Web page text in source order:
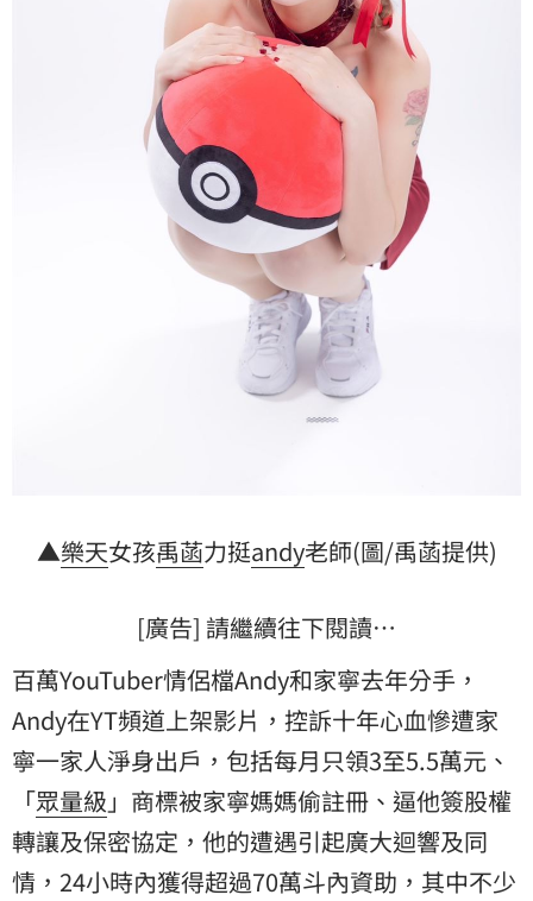
▲樂天女孩禹菡力挺andy老師(圖/禹菡提供)
[廣告] 請繼續往下閱讀…
百萬YouTuber情侶檔Andy和家寧去年分手，
Andy在YT頻道上架影片，控訴十年心血慘遭家
寧一家人淨身出戶，包括每月只領3至5.5萬元、
「眾量級 」商標被家寧媽媽偷註冊、逼他簽股權
轉讓及保密協定，他的遭遇引起廣大迴響及同
情，24小時內獲得超過70萬斗內資助，其中不少